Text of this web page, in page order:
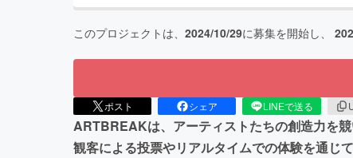
このプロジェクトは、 2024/10/29に募集を開始し、
ポスト シェア LINEで送る
ARTBREAKは、アーティストたちの創造力を
観客による投票やリアルタイムでの体験を通じ